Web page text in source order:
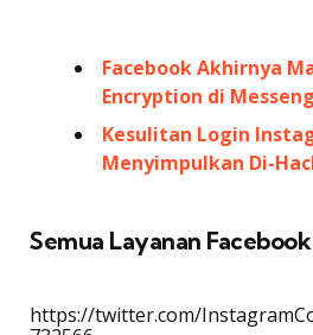
Facebook Akhirnya
Encryption di
Kesulitan Login
Menyimpulkan Di-
Semua Layanan
https://twitter.com/